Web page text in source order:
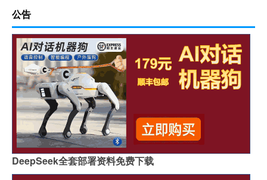
公告
DeepSeek全套部署资料免费下载